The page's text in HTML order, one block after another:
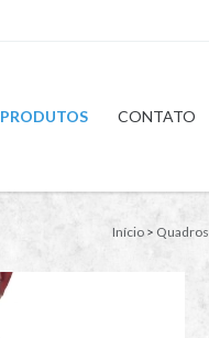
PRODUTOS CONTATO
Início > Quadros